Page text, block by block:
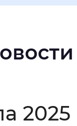
между буквами